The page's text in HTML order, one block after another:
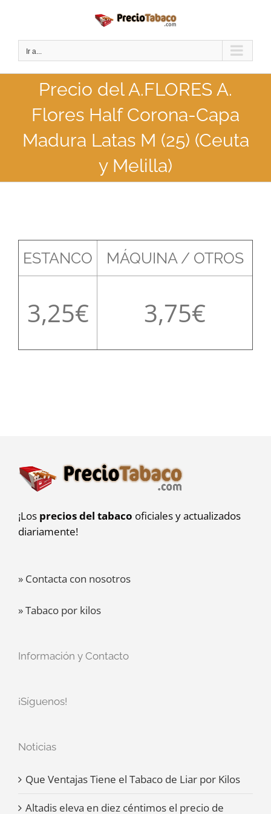
contenido
Ir a...
Precio del A.FLORES A.
Flores Half Corona-Capa
Madura Latas M (25) (Ceuta
y Melilla)
ESTANCO MÁQUINA / OTROS
3,25 3,75
¡Los precios del tabaco oficiales y actualizados
diariamente!
» Contacta con nosotros
» Tabaco por kilos
Información y Contacto
¡Síguenos!
Noticias
Que Ventajas Tiene el Tabaco de Liar por Kilos
Altadis eleva en diez céntimos el precio de